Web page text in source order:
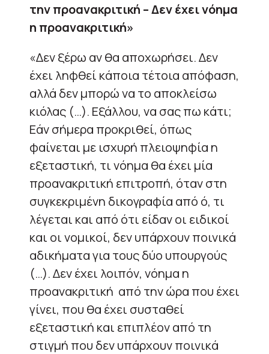
την προανακριτική – Δεν έχει νόημα
η προανακριτική»
«Δεν ξέρω αν θα αποχωρήσει. Δεν
έχει ληφθεί κάποια τέτοια απόφαση,
αλλά δεν μπορώ να το αποκλείσω
κιόλας (…). Εξάλλου, να σας πω κάτι;
Εάν σήμερα προκριθεί, όπως
φαίνεται με ισχυρή πλειοψηφία η
εξεταστική, τι νόημα θα έχει μία
προανακριτική επιτροπή, όταν στη
συγκεκριμένη δικογραφία από ό, τι
λέγεται και από ότι είδαν οι ειδικοί
και οι νομικοί, δεν υπάρχουν ποινικά
αδικήματα για τους δύο υπουργούς
(…). Δεν έχει λοιπόν, νόημα η
προανακριτική από την ώρα που έχει
γίνει, που θα έχει συσταθεί
εξεταστική και επιπλέον από τη
στιγμή που δεν υπάρχουν ποινικά